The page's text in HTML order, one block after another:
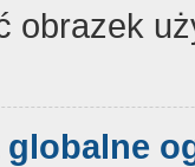
obrazek